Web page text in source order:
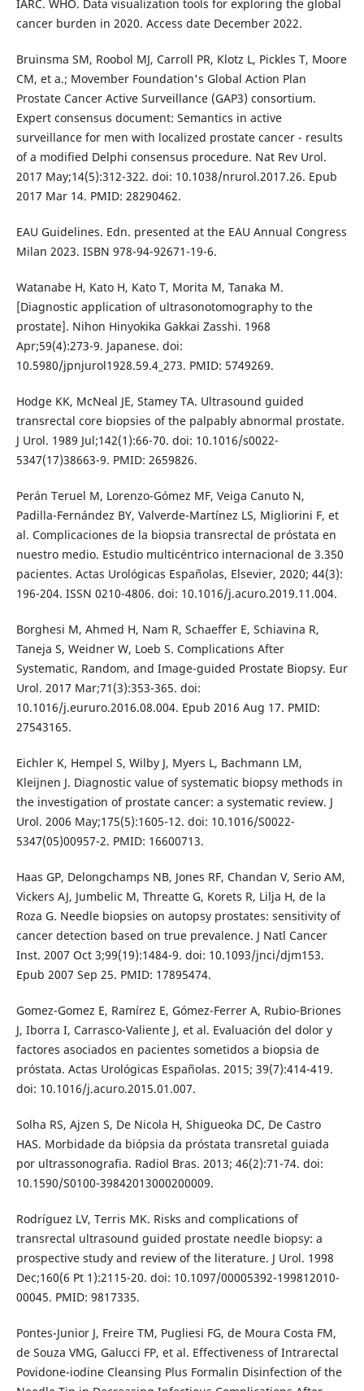
IARC. WHO. Data visualization tools for exploring the global
cancer burden in 2020. Access date December 2022.
Bruinsma SM, Roobol MJ, Carroll PR, Klotz L, Pickles T, Moore
CM, et a.; Movember Foundation's Global Action Plan
Prostate Cancer Active Surveillance (GAP3) consortium.
Expert consensus document: Semantics in active
surveillance for men with localized prostate cancer - results
of a modified Delphi consensus procedure. Nat Rev Urol.
2017 May;14(5):312-322. doi: 10.1038/nrurol.2017.26. Epub
2017 Mar 14. PMID: 28290462.
EAU Guidelines. Edn. presented at the EAU Annual Congress
Milan 2023. ISBN 978-94-92671-19-6.
Watanabe H, Kato H, Kato T, Morita M, Tanaka M.
[Diagnostic application of ultrasonotomography to the
prostate]. Nihon Hinyokika Gakkai Zasshi. 1968
Apr;59(4):273-9. Japanese. doi:
10.5980/jpnjurol1928.59.4_273. PMID: 5749269.
Hodge KK, McNeal JE, Stamey TA. Ultrasound guided
transrectal core biopsies of the palpably abnormal prostate.
J Urol. 1989 Jul;142(1):66-70. doi: 10.1016/s0022-
5347(17)38663-9. PMID: 2659826.
Perán Teruel M, Lorenzo-Gómez MF, Veiga Canuto N,
Padilla-Fernández BY, Valverde-Martínez LS, Migliorini F, et
al. Complicaciones de la biopsia transrectal de próstata en
nuestro medio. Estudio multicéntrico internacional de 3.350
pacientes. Actas Urológicas Españolas, Elsevier, 2020; 44(3):
196-204. ISSN 0210-4806. doi: 10.1016/j.acuro.2019.11.004.
Borghesi M, Ahmed H, Nam R, Schaeffer E, Schiavina R,
Taneja S, Weidner W, Loeb S. Complications After
Systematic, Random, and Image-guided Prostate Biopsy. Eur
Urol. 2017 Mar;71(3):353-365. doi:
10.1016/j.eururo.2016.08.004. Epub 2016 Aug 17. PMID:
27543165.
Eichler K, Hempel S, Wilby J, Myers L, Bachmann LM,
Kleijnen J. Diagnostic value of systematic biopsy methods in
the investigation of prostate cancer: a systematic review. J
Urol. 2006 May;175(5):1605-12. doi: 10.1016/S0022-
5347(05)00957-2. PMID: 16600713.
Haas GP, Delongchamps NB, Jones RF, Chandan V, Serio AM,
Vickers AJ, Jumbelic M, Threatte G, Korets R, Lilja H, de la
Roza G. Needle biopsies on autopsy prostates: sensitivity of
cancer detection based on true prevalence. J Natl Cancer
Inst. 2007 Oct 3;99(19):1484-9. doi: 10.1093/jnci/djm153.
Epub 2007 Sep 25. PMID: 17895474.
Gomez-Gomez E, Ramírez E, Gómez-Ferrer A, Rubio-Briones
J, Iborra I, Carrasco-Valiente J, et al. Evaluación del dolor y
factores asociados en pacientes sometidos a biopsia de
próstata. Actas Urológicas Españolas. 2015; 39(7):414-419.
doi: 10.1016/j.acuro.2015.01.007.
Solha RS, Ajzen S, De Nicola H, Shigueoka DC, De Castro
HAS. Morbidade da biópsia da próstata transretal guiada
por ultrassonografia. Radiol Bras. 2013; 46(2):71-74. doi:
10.1590/S0100-39842013000200009.
Rodríguez LV, Terris MK. Risks and complications of
transrectal ultrasound guided prostate needle biopsy: a
prospective study and review of the literature. J Urol. 1998
Dec;160(6 Pt 1):2115-20. doi: 10.1097/00005392-199812010-
00045. PMID: 9817335.
Pontes-Junior J, Freire TM, Pugliesi FG, de Moura Costa FM,
de Souza VMG, Galucci FP, et al. Effectiveness of Intrarectal
Povidone-iodine Cleansing Plus Formalin Disinfection of the